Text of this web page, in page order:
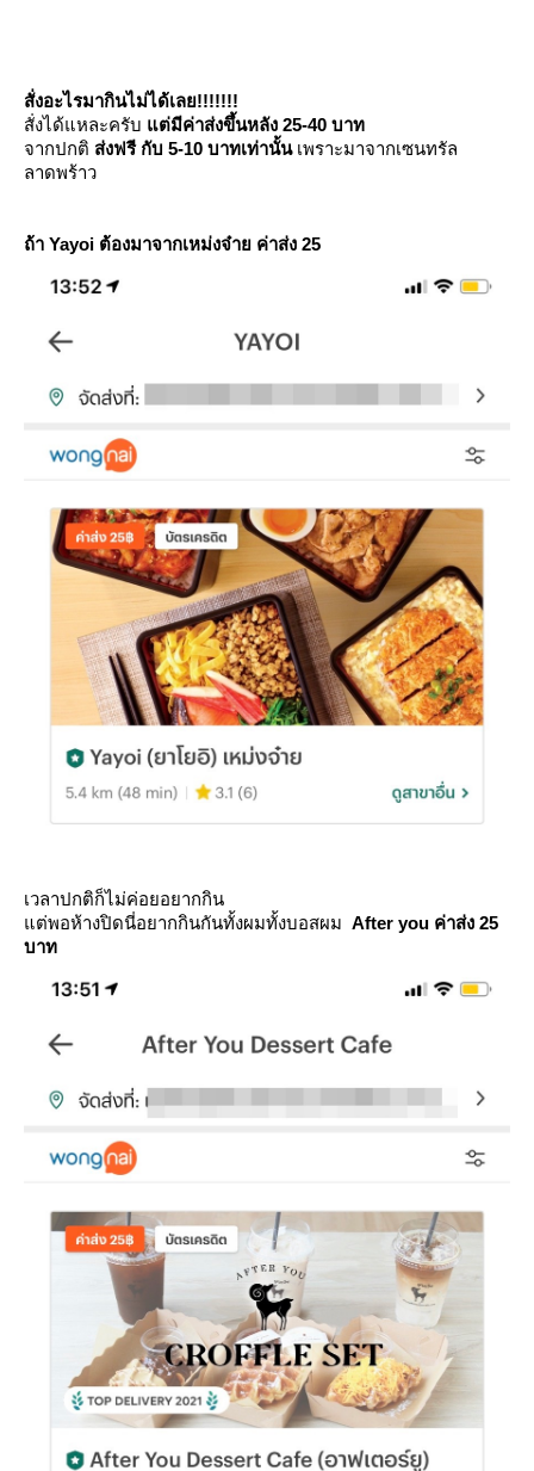
สั่งอะไรมากินไม่ได้เลย!!!!!!!
สั่งได้แหละครับ ต่มีค่าส่งขึ้นหลัง 25-40 บาท
จากปกติ ส่งฟรี กับ 5-10 บาทเท่านั้นเพราะมาจากเซนทรัล
ลาดพร้าว
ถ้า Yayoi ต้องมาจากเหม่งจ๋า ค่าส่ง 25
เวลาปกติก็ไม่ค่อยอยากกิน
ต่พอห้างปิดนี่อยากกินกันทั้งผมทั้งบอสผม After you ค่าส่ง 25
บาท